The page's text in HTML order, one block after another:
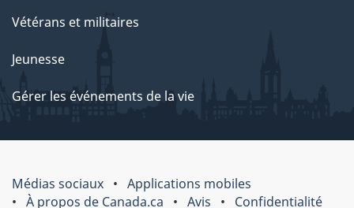
Vétérans et militaires
Jeunesse
Gérer les événements de la vie
Médias sociaux
Applications mobiles
À propos de Canada.ca
Avis Confidentialité